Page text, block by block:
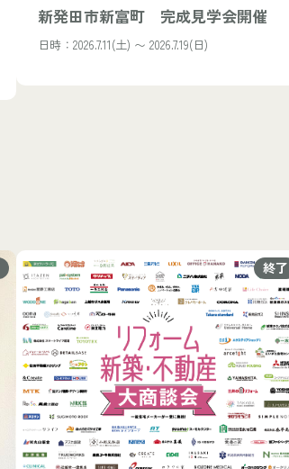
新発田市新富町 完成見学会開催
日時：2026.7.11(土) 〜 2026.7.19(日)
終了